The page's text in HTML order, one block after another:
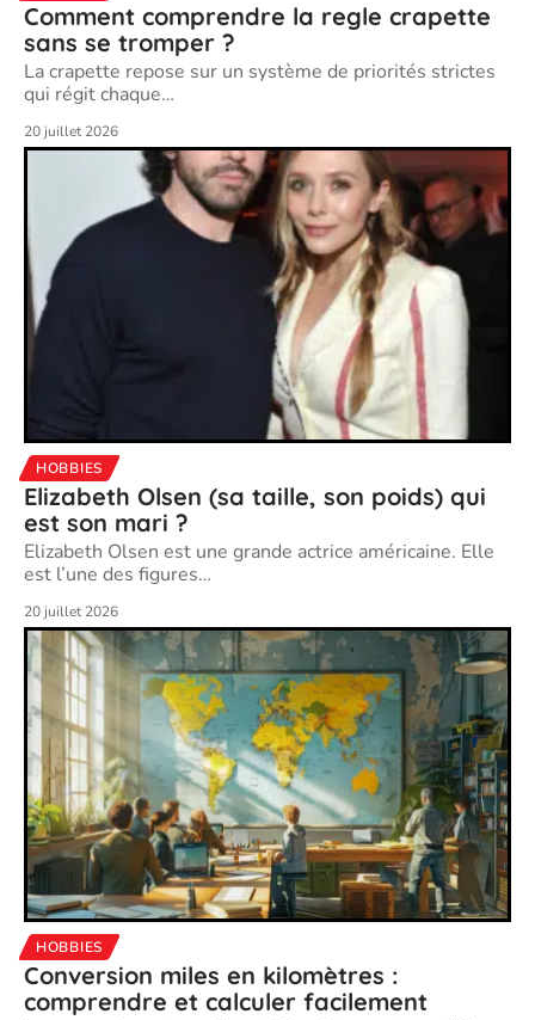
Comment comprendre la regle crapette
sans se tromper ?
La crapette repose sur un système de priorités strictes
qui régit chaque…
20 juillet 2026
HOBBIES
Elizabeth Olsen (sa taille, son poids) qui
est son mari ?
Elizabeth Olsen est une grande actrice américaine. Elle
est l’une des figures…
20 juillet 2026
HOBBIES
Conversion miles en kilomètres :
comprendre et calculer facilement